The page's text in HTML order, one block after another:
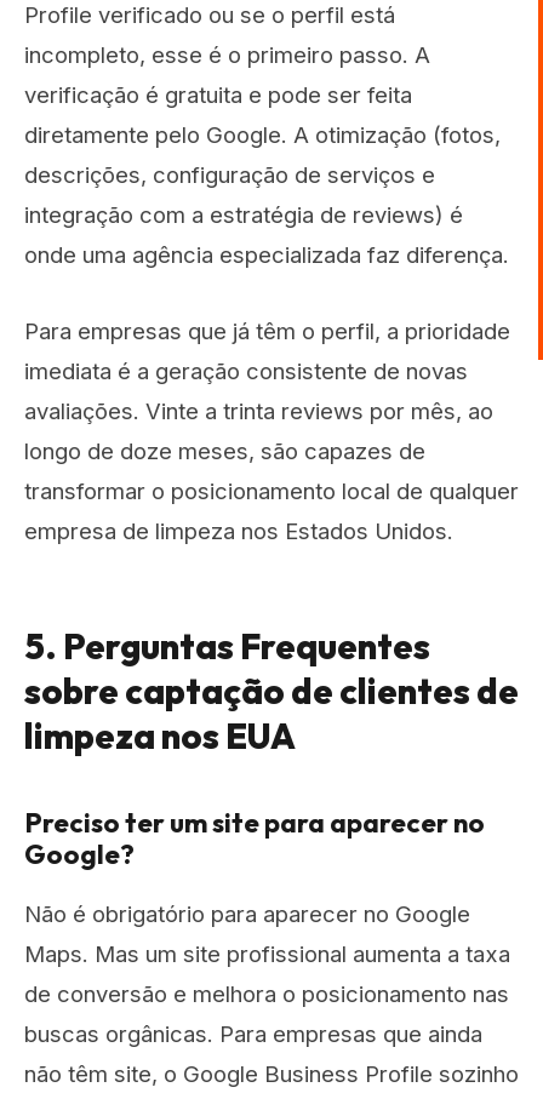
Profile verificado ou se o perfil está
incompleto, esse é o primeiro passo. A
verificação é gratuita e pode ser feita
diretamente pelo Google. A otimização (fotos,
descrições, configuração de serviços e
integração com a estratégia de reviews) é
onde uma agência especializada faz diferença.
Para empresas que já têm o perfil, a prioridade
imediata é a geração consistente de novas
avaliações. Vinte a trinta reviews por mês, ao
longo de doze meses, são capazes de
transformar o posicionamento local de qualquer
empresa de limpeza nos Estados Unidos.
5. Perguntas Frequentes
sobre captação de clientes de
limpeza nos EUA
Preciso ter um site para aparecer no
Google?
Não é obrigatório para aparecer no Google
Maps. Mas um site profissional aumenta a taxa
de conversão e melhora o posicionamento nas
buscas orgânicas. Para empresas que ainda
não têm site, o Google Business Profile sozinho